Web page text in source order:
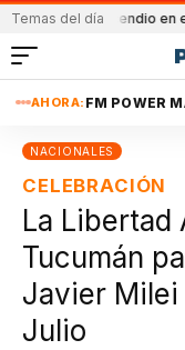
Temas del día
el incendio en el que
AHORA: FM POWER
NACIONALES
CELEBRACIÓN
La Libertad
Tucumán
Javier Milei
Julio